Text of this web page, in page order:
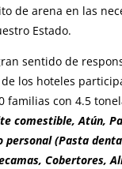
de arena en las
Estado.
sentido de
los hoteles
familias con 4.5
comestible, Atún,
personal (Pasta
Cobertores,